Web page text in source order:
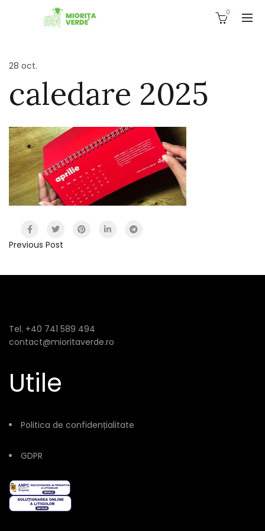
0
28 oct.
caledare 2025
Previous Post
Tel. +40 741 589 494
contact@mioritaverde.ro
Utile
Politica de confidențialitate
GDPR